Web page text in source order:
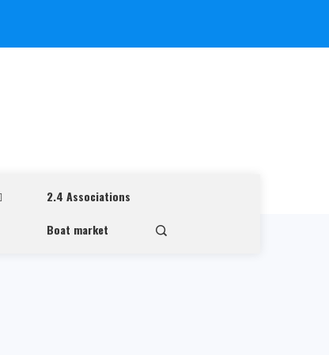
2.4 Associations
Boat market